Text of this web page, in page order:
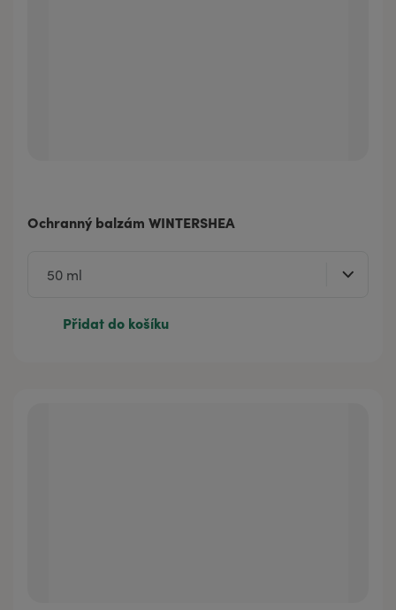
Ochranný balzám WINTERSHEA
Přidat do košíku